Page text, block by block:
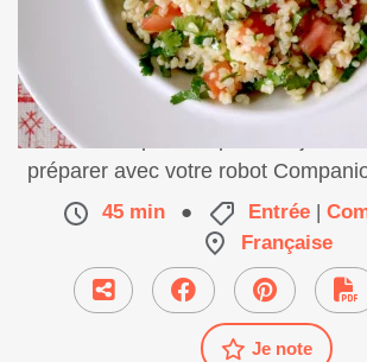
Une salade parfaite pour les jours
préparer avec votre robot
45 min ● Entrée |
Française
Je note